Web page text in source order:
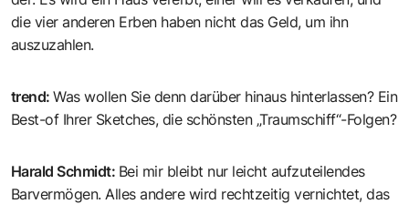
die vier anderen Erben haben nicht das Geld, um ihn
auszuzahlen.
trend:Was wollen Sie denn darüber hinaus hinterlassen? Ein
Best-of Ihrer Sketches, die schönsten „Traumschiff“-Folgen?
Harald Schmidt: Bei mir bleibt nur leicht aufzuteilendes
Barvermögen. Alles andere wird rechtzeitig vernichtet, das